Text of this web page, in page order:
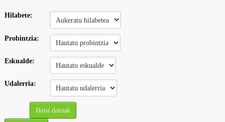
Hilabete:
Probintzia:
Eskualde:
Udalerria:
Ikusi datuak